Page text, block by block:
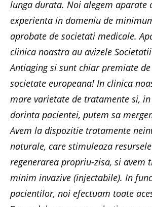
lunga durata. Noi alegem aparate
experienta in domeniu de
aprobate de societati medicale.
clinica noastra au avizele
Antiaging si sunt chiar premiate
societate europeana! In clinica
mare varietate de tratamente si,
dorinta pacientei, putem sa
Avem la dispozitie tratamente
naturale, care stimuleaza
regenerarea propriu-zisa, si avem
minim invazive (injectabile). In
pacientilor, noi efectuam toate